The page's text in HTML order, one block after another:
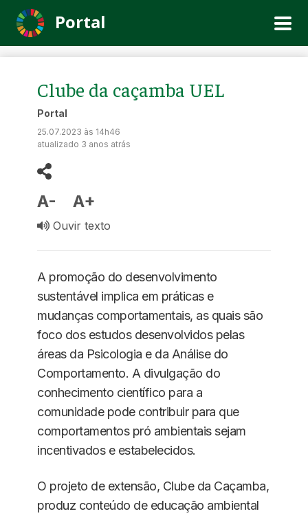
Portal
Clube da caçamba UEL
Portal
25.07.2023 às 14h46
atualizado 3 anos atrás
A- A+
Ouvir texto
A promoção do desenvolvimento
sustentável implica em práticas e
mudanças comportamentais, as quais são
foco dos estudos desenvolvidos pelas
áreas da Psicologia e da Análise do
Comportamento. A divulgação do
conhecimento científico para a
comunidade pode contribuir para que
comportamentos pró ambientais sejam
incentivados e estabelecidos.
O projeto de extensão, Clube da Caçamba,
produz conteúdo de educação ambiental